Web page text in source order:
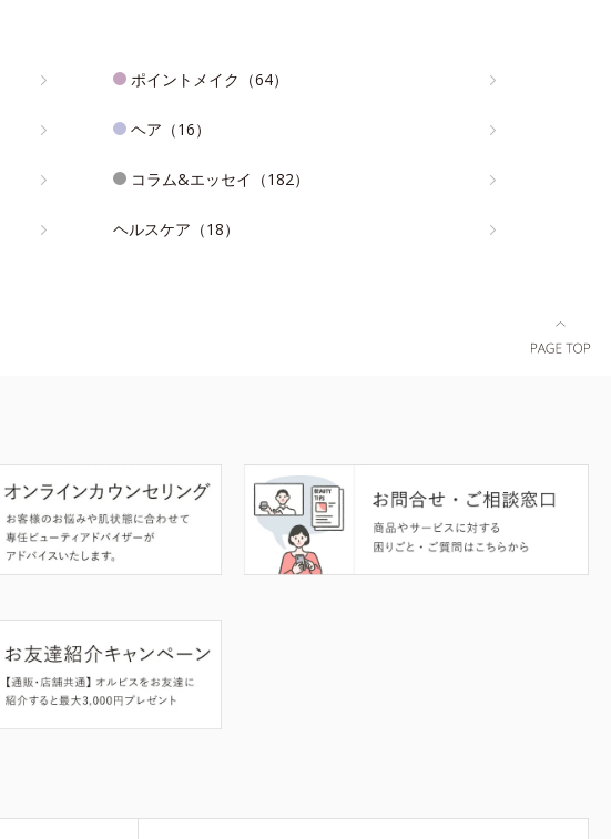
ポイントメイク（64）
ヘア（16）
コラム&エッセイ（182）
ヘルスケア（18）